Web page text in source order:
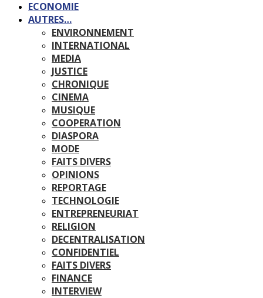
ECONOMIE
AUTRES…
ENVIRONNEMENT
INTERNATIONAL
MEDIA
JUSTICE
CHRONIQUE
CINEMA
MUSIQUE
COOPERATION
DIASPORA
MODE
FAITS DIVERS
OPINIONS
REPORTAGE
TECHNOLOGIE
ENTREPRENEURIAT
RELIGION
DECENTRALISATION
CONFIDENTIEL
FAITS DIVERS
FINANCE
INTERVIEW